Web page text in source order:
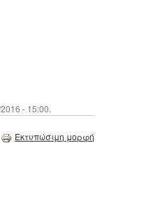
- 15:00.
Εκτυπώσιμη μορφή